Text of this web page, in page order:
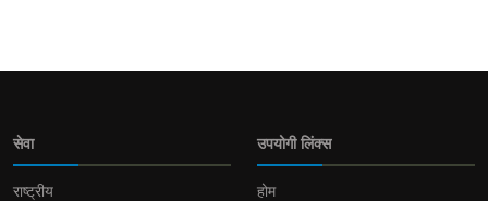
सेवा
राष्ट्रीय
उपयोगी लिंक्स
होम